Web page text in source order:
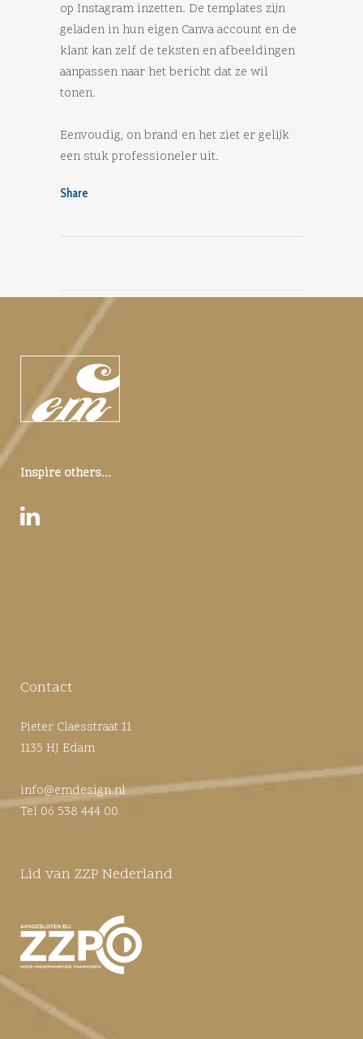
op Instagram inzetten. De templates zijn
geladen in hun eigen Canva account en de
klant kan zelf de teksten en afbeeldingen
aanpassen naar het bericht dat ze wil
tonen.
Eenvoudig, on brand en het ziet er gelijk
een stuk professioneler uit.
Share
Inspire others...
Contact
Pieter Claesstraat 11
1135 HJ Edam
info@emdesign.nl
Tel 06 538 444 00
Lid van ZZP Nederland